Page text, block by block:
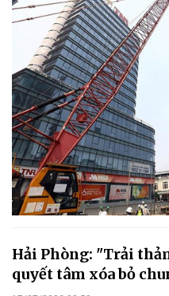
Hải Phòng: "Trải
quyết tâm xóa bỏ